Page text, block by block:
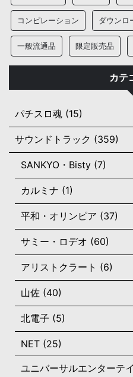
コンピレーション ダウンロ
一般流通品 限定販売品
カテ
パチスロ魂 (15)
サウンドトラック (359)
SANKYO・Bisty (7)
カルミナ (1)
平和・オリンピア (37)
サミー・ロデオ (60)
アリストクラート (6)
山佐 (40)
北電子 (5)
NET (25)
ユニバーサルエンターテ